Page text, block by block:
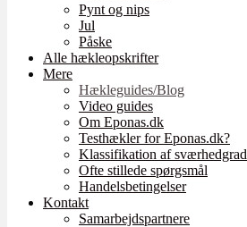
Pynt og nips
Jul
Påske
Alle hækleopskrifter
Mere
Hækleguides/Blog
Video guides
Om Eponas.dk
Testhækler for Eponas.dk?
Klassifikation af sværhedgrad
Ofte stillede spørgsmål
Handelsbetingelser
Kontakt
Samarbejdspartnere